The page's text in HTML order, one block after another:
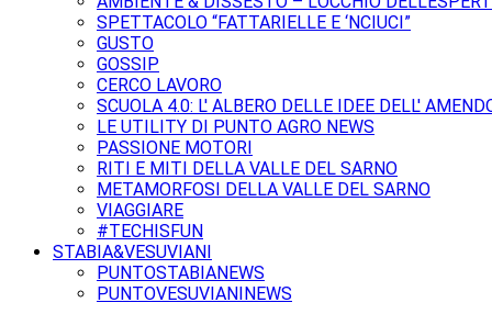
SPETTACOLO “FATTARIELLE E ‘NCIUCI”
GUSTO
GOSSIP
CERCO LAVORO
SCUOLA 4.0: L' ALBERO DELLE IDEE DELL'
LE UTILITY DI PUNTO AGRO NEWS
PASSIONE MOTORI
RITI E MITI DELLA VALLE DEL SARNO
METAMORFOSI DELLA VALLE DEL SARNO
VIAGGIARE
#TECHISFUN
STABIA&VESUVIANI
PUNTOSTABIANEWS
PUNTOVESUVIANINEWS